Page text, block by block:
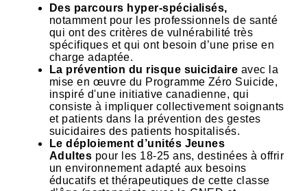
Des parcours hyper-spécialisés,
notamment pour les professionnels de santé
qui ont des critères de vulnérabilité très
spécifiques et qui ont besoin d’une prise en
charge adaptée.
La prévention du risque suicidaire avec la
mise en œuvre du Programme Zéro Suicide,
inspiré d'une initiative canadienne, qui
consiste à impliquer collectivement soignants
et patients dans la prévention des gestes
suicidaires des patients hospitalisés.
Le déploiement d’unités Jeunes
Adultes pour les 18-25 ans, destinées à offrir
un environnement adapté aux besoins
éducatifs et thérapeutiques de cette classe